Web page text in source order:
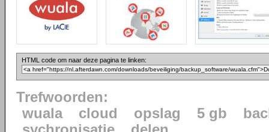
HTML code om naar deze pagina te linken:
Trefwoorden:
wuala
cloud opslag 5 gb